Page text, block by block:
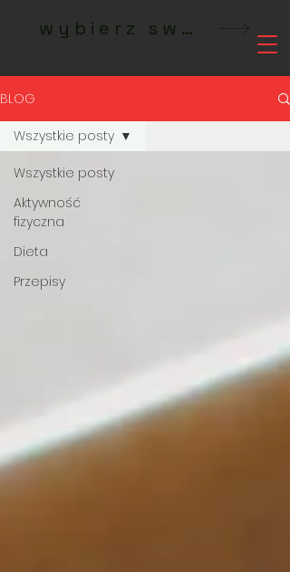
wybierz swoje studio MeetFit
BLOG
Wszystkie posty
Aktywność
fizyczna
Dieta
Przepisy
Wszystkie posty